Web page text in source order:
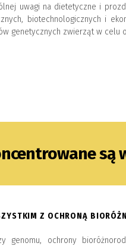
uwagi na dietetyczne i
biotechnologicznych i
genetycznych zwierząt w celu
są
Z OCHRONĄ
genomu, ochrony